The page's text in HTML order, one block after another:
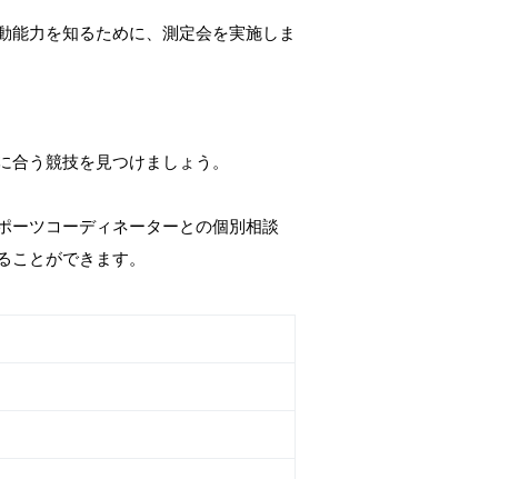
能力を知るために、測定会を実施しま
う競技を見つけましょう。
ーツコーディネーターとの個別相談
ことができます。